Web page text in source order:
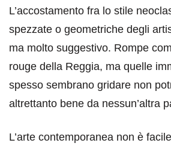
L’accostamento fra lo stile
spezzate o geometriche degli
ma molto suggestivo. Rompe
rouge della Reggia, ma quelle
spesso sembrano gridare non
altrettanto bene da nessun’altra
L’arte contemporanea non è